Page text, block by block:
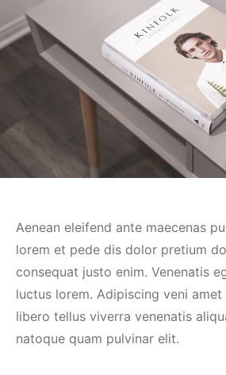
Aenean eleifend ante maecenas
lorem et pede dis dolor pretium
consequat justo enim. Venenatis
luctus lorem. Adipiscing veni amet
libero tellus viverra venenatis
natoque quam pulvinar elit.